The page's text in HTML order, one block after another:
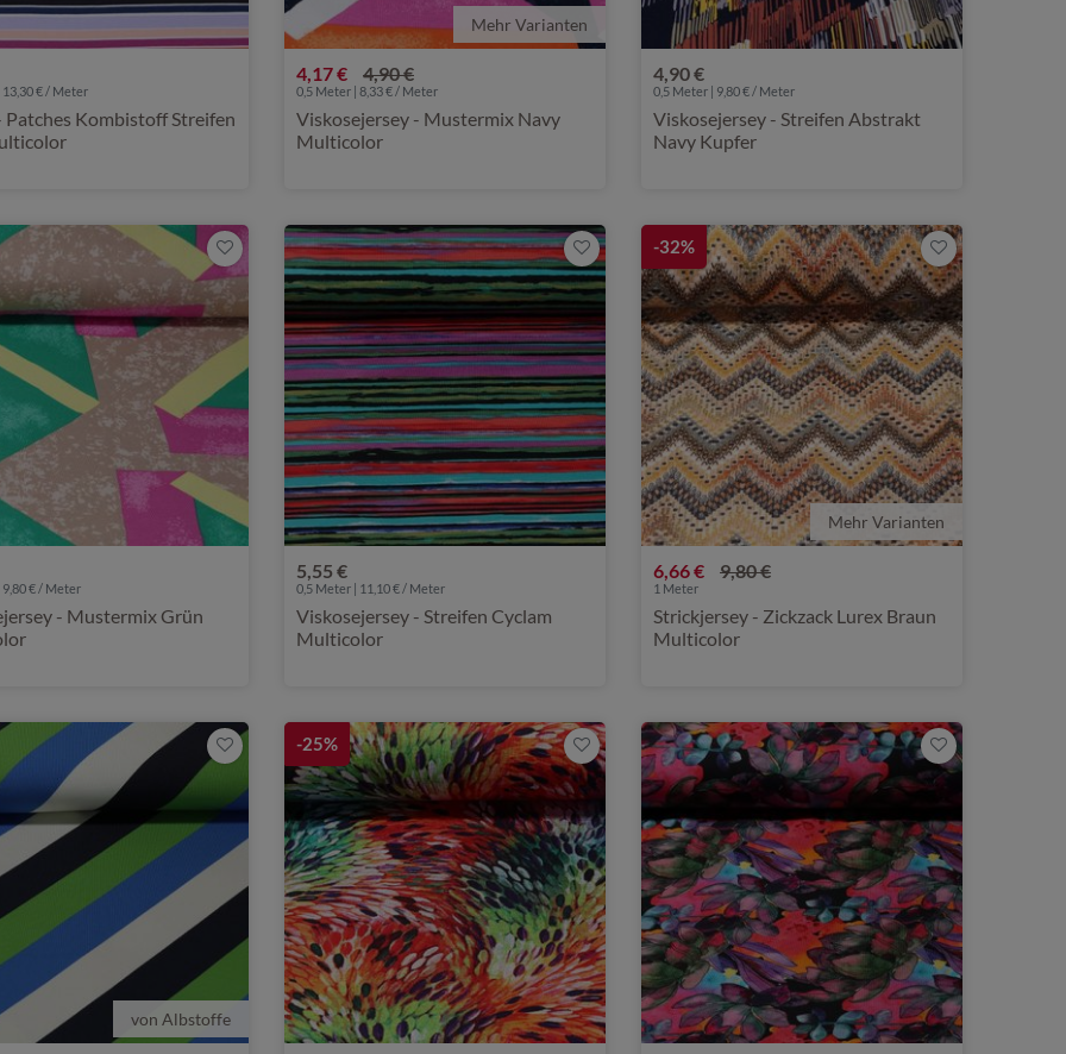
€ / Meter
Patches Kombistoff Streifen
Mehr Varianten
4,17 € 4,90 €
0,5 Meter | 8,33 € / Meter
Viskosejersey - Mustermix Navy
Multicolor
4,90 €
0,5 Meter | 9,80 € / Meter
Viskosejersey - Streifen Abstrakt
Navy Kupfer
€ / Meter
- Mustermix Grün
5,55 €
0,5 Meter | 11,10 € / Meter
Viskosejersey - Streifen Cyclam
Multicolor
-32%
Mehr Varianten
6,66 € 9,80 €
1 Meter
Strickjersey - Zickzack Lurex Braun
Multicolor
von Albstoffe
-25%